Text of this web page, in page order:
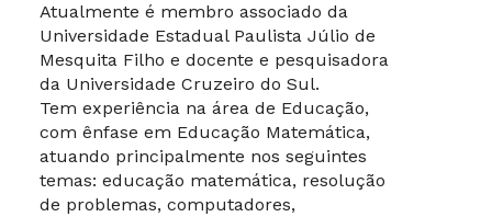
Atualmente é membro associado da
Universidade Estadual Paulista Júlio de
Mesquita Filho e docente e pesquisadora
da Universidade Cruzeiro do Sul.
Tem experiência na área de Educação,
com ênfase em Educação Matemática,
atuando principalmente nos seguintes
temas: educação matemática, resolução
de problemas, computadores,